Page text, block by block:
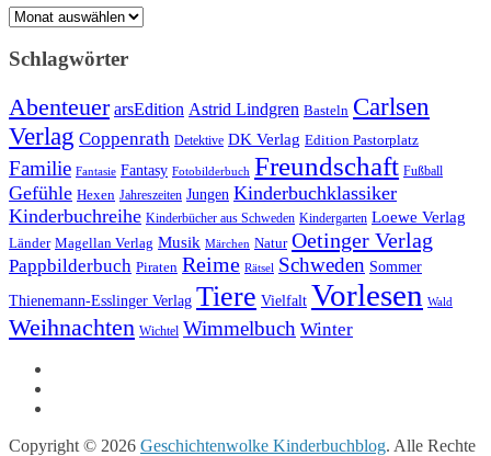
Archiv
Schlagwörter
Abenteuer arsEdition Astrid Lindgren Basteln Carlsen
Verlag Coppenrath Detektive DK Verlag Edition Pastorplatz
Familie Fantasie Fantasy Fotobilderbuch Freundschaft Fußball
Gefühle Hexen Jahreszeiten Jungen Kinderbuchklassiker
Kinderbuchreihe Kinderbücher aus Schweden Kindergarten Loewe Verlag
Länder Magellan Verlag Musik Märchen Natur Oetinger Verlag
Pappbilderbuch Piraten Reime Rätsel Schweden Sommer
Thienemann-Esslinger Verlag Tiere Vielfalt Vorlesen Wald
Weihnachten Wichtel Wimmelbuch Winter
Copyright © 2026 Geschichtenwolke Kinderbuchblog. Alle Rechte